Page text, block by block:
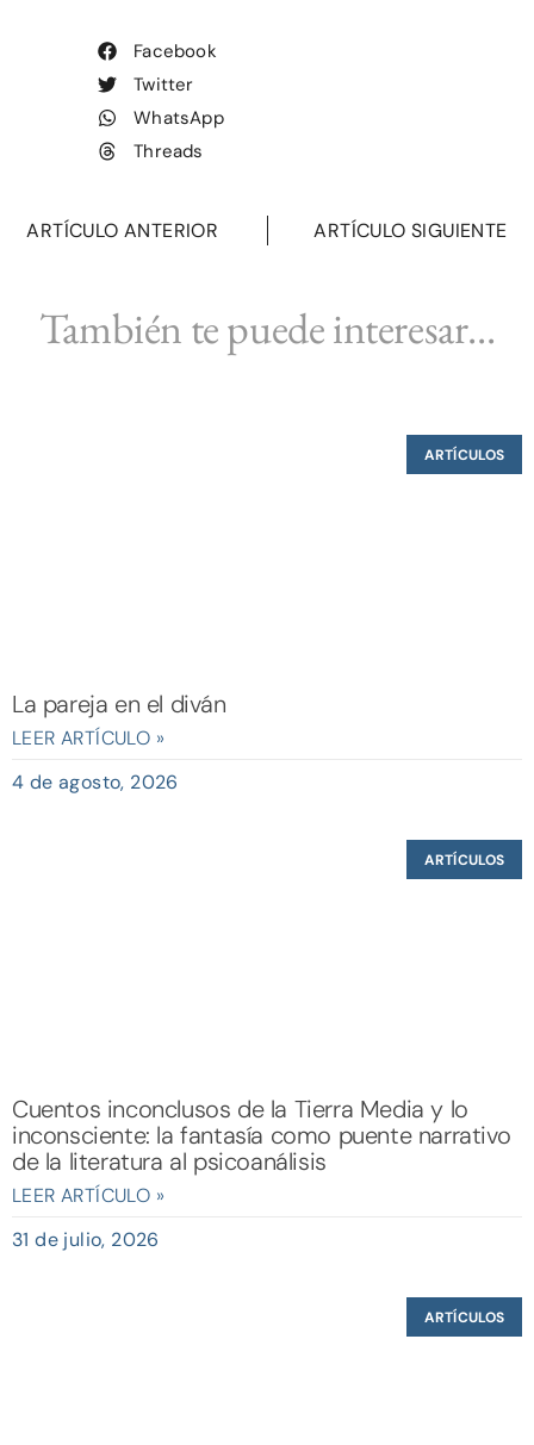
Facebook
Twitter
WhatsApp
Threads
ARTÍCULO ANTERIOR ARTÍCULO SIGUIENTE
También te puede interesar...
ARTÍCULOS
La pareja en el diván
LEER ARTÍCULO »
4 de agosto, 2026
ARTÍCULOS
Cuentos inconclusos de la Tierra Media y lo
inconsciente: la fantasía como puente narrativo
de la literatura al psicoanálisis
LEER ARTÍCULO »
31 de julio, 2026
ARTÍCULOS